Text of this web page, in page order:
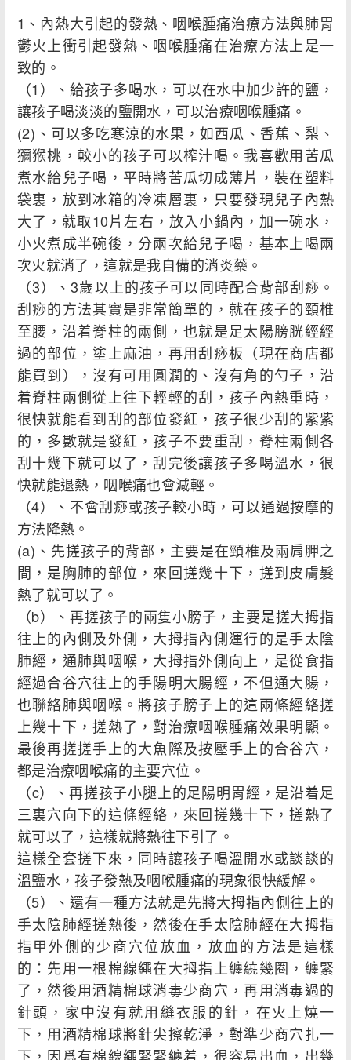
1、內熱大引起的發熱、咽喉腫痛治療方法與肺胃
鬱火上衝引起發熱、咽喉腫痛在治療方法上是一
致的。
（1）、給孩子多喝水，可以在水中加少許的鹽，
讓孩子喝淡淡的鹽開水，可以治療咽喉腫痛。
(2)、可以多吃寒涼的水果，如西瓜、香蕉、梨、
獼猴桃，較小的孩子可以榨汁喝。我喜歡用苦瓜
煮水給兒子喝，平時將苦瓜切成薄片，裝在塑料
袋裏，放到冰箱的冷凍層裏，只要發現兒子內熱
大了，就取10片左右，放入小鍋內，加一碗水，
小火煮成半碗後，分兩次給兒子喝，基本上喝兩
次火就消了，這就是我自備的消炎藥。
（3）、3歲以上的孩子可以同時配合背部刮痧。
刮痧的方法其實是非常簡單的，就在孩子的頸椎
至腰，沿着脊柱的兩側，也就是足太陽膀胱經經
過的部位，塗上麻油，再用刮痧板（現在商店都
能買到），沒有可用圓潤的、沒有角的勺子，沿
着脊柱兩側從上往下輕輕的刮，孩子內熱重時，
很快就能看到刮的部位發紅，孩子很少刮的紫紫
的，多數就是發紅，孩子不要重刮，脊柱兩側各
刮十幾下就可以了，刮完後讓孩子多喝溫水，很
快就能退熱，咽喉痛也會減輕。
（4）、不會刮痧或孩子較小時，可以通過按摩的
方法降熱。
(a)、先搓孩子的背部，主要是在頸椎及兩肩胛之
間，是胸肺的部位，來回搓幾十下，搓到皮膚髮
熱了就可以了。
（b）、再搓孩子的兩隻小膀子，主要是搓大拇指
往上的內側及外側，大拇指內側運行的是手太陰
肺經，通肺與咽喉，大拇指外側向上，是從食指
經過合谷穴往上的手陽明大腸經，不但通大腸，
也聯絡肺與咽喉。將孩子膀子上的這兩條經絡搓
上幾十下，搓熱了，對治療咽喉腫痛效果明顯。
最後再搓搓手上的大魚際及按壓手上的合谷穴，
都是治療咽喉痛的主要穴位。
（c）、再搓孩子小腿上的足陽明胃經，是沿着足
三裏穴向下的這條經絡，來回搓幾十下，搓熱了
就可以了，這樣就將熱往下引了。
這樣全套搓下來，同時讓孩子喝溫開水或談談的
溫鹽水，孩子發熱及咽喉腫痛的現象很快緩解。
（5）、還有一種方法就是先將大拇指內側往上的
手太陰肺經搓熱後，然後在手太陰肺經在大拇指
指甲外側的少商穴位放血，放血的方法是這樣
的：先用一根棉線繩在大拇指上纏繞幾圈，纏緊
了，然後用酒精棉球消毒少商穴，再用消毒過的
針頭，家中沒有就用縫衣服的針，在火上燒一
下，用酒精棉球將針尖擦乾淨，對準少商穴扎一
下，因爲有棉線繩緊緊纏着，很容易出血，出幾